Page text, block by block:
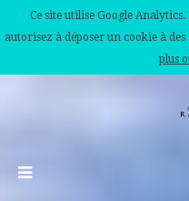
Ce site utilise Google
autorisez à déposer un cookie à
plus